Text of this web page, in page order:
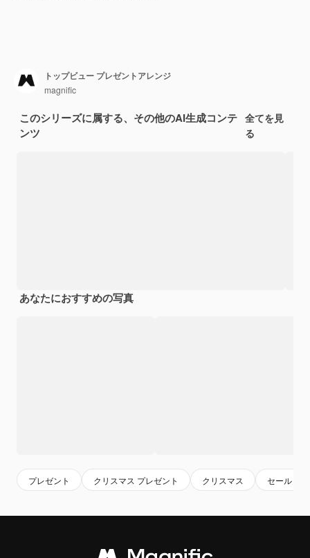
トップビュー プレゼントアレンジ
magnific
このシリーズに属する、その他のAI生成コンテ
ンツ
全てを見
る
あなたにおすすめの写真
プレゼント クリスマス プレゼント クリスマス セール